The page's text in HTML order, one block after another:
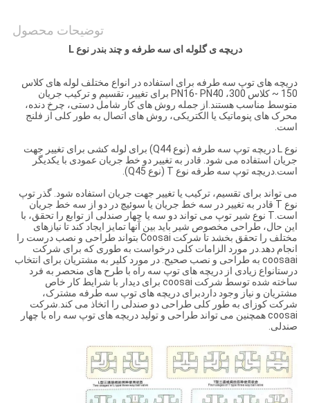
توضیحات محصول
دریچه ی گلوله ای سه طرفه و چند بندر نوع L
دریچه های توپ سه طرفه برای استفاده در انواع مختلف لوله های کلاس
150 ~ کلاس 300، PN16- PN40 برای تغییر، تقسیم و ترکیب جریان
متوسط مناسب هستند.از جمله روش های کار شامل دستی، چرخ دنده،
محرک های پنوماتیک یا الکتریکی، روش های اتصال به طور کلی از فلنج
است.
نوع L دریچه توپ سه طرفه (نوع Q44) برای لوله کشی برای تغییر جهت
جریان استفاده می شود. قادر به تغییر دو خط جریان عمودی با یکدیگر
است.دریچه توپ سه طرفه نوع T (نوع Q45).
می تواند برای تقسیم، ترکیب یا تغییر جهت جریان استفاده شود. گذر توپ
نوع T قادر به تغییر در سه خط جریان یا سوئیچ در دو از سه خط جریان
است.T نوع شیر توپ می تواند دو سه یا چهار صندلی از توابع را تحقق، با
این حال، طراحی مخصوص شیر باید بین آنها تمایز ایجاد کند تا نیازهای
مختلف را تحقق بخشد تا شرکت Coosai بتواند طراحی و نصب درست را
انجام دهد.در مورد الزامات کلی درخواست به طوری که برای شرکت
coosaai به طراحی و نصب صحیح. در مورد کلیر به مشتریان برای انتخاب
درستانواع زیادی از دریچه های توپ سه راه با طرح های منحصر به فرد
ساخته شده توسط شرکت coosai برای دیدار با شرایط کار خاص
مشتریان و نیاز وجود داردبرای دریچه های توپ سه طرفه مشترک،
شرکت کوزای به طور کلی طراحی دو صندلی را اتخاذ می کند.شرکت
coosai همچنین می تواند طراحی و تولید دریچه های توپ سه راه با چهار
صندلی.